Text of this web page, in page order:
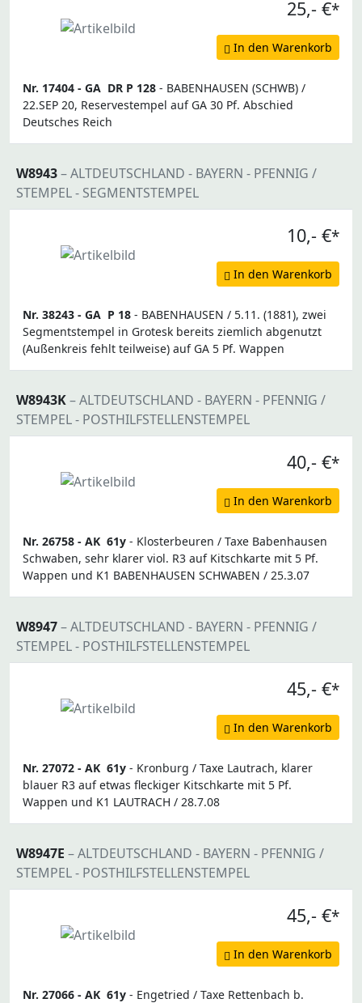
25,- €*
In den Warenkorb
Nr. 17404 - GA DR P 128 - BABENHAUSEN (SCHWB) /
22.SEP 20, Reservestempel auf GA 30 Pf. Abschied
Deutsches Reich
W8943– ALTDEUTSCHLAND - BAYERN - PFENNIG /
STEMPEL - SEGMENTSTEMPEL
10,- €*
In den Warenkorb
Nr. 38243 - GA P 18 - BABENHAUSEN / 5.11. (1881), zwei
Segmentstempel in Grotesk bereits ziemlich abgenutzt
(Außenkreis fehlt teilweise) auf GA 5 Pf. Wappen
W8943K– ALTDEUTSCHLAND - BAYERN - PFENNIG /
STEMPEL - POSTHILFSTELLENSTEMPEL
40,- €*
In den Warenkorb
Nr. 26758 - AK 61y - Klosterbeuren / Taxe Babenhausen
Schwaben, sehr klarer viol. R3 auf Kitschkarte mit 5 Pf.
Wappen und K1 BABENHAUSEN SCHWABEN / 25.3.07
W8947– ALTDEUTSCHLAND - BAYERN - PFENNIG /
STEMPEL - POSTHILFSTELLENSTEMPEL
45,- €*
In den Warenkorb
Nr. 27072 - AK 61y - Kronburg / Taxe Lautrach, klarer
blauer R3 auf etwas fleckiger Kitschkarte mit 5 Pf.
Wappen und K1 LAUTRACH / 28.7.08
W8947E – ALTDEUTSCHLAND - BAYERN - PFENNIG /
STEMPEL - POSTHILFSTELLENSTEMPEL
45,- €*
In den Warenkorb
Nr. 27066 - AK 61y - Engetried / Taxe Rettenbach b.